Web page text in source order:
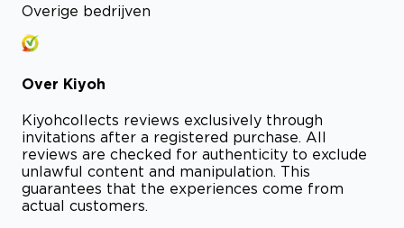
Overige bedrijven
Over Kiyoh
Kiyohcollects reviews exclusively through
invitations after a registered purchase. All
reviews are checked for authenticity to exclude
unlawful content and manipulation. This
guarantees that the experiences come from
actual customers.